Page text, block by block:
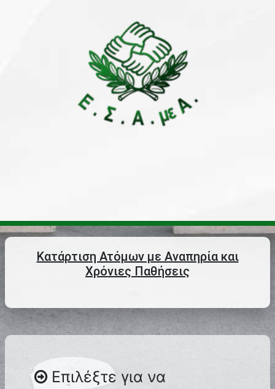
Κατάρτιση Ατόμων με Αναπηρία και
Χρόνιες Παθήσεις
Επιλέξτε για να